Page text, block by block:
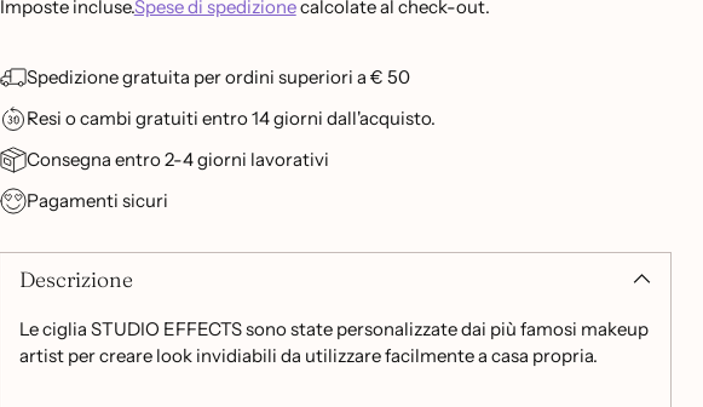
Imposte incluse.Spese di spedizionecalcolate al check-out.
Spedizione gratuita per ordini superiori a € 50
Resi o cambi gratuiti entro 14 giorni dall'acquisto.
Consegna entro 2-4 giorni lavorativi
Pagamenti sicuri
Descrizione
Le ciglia STUDIO EFFECTS sono state personalizzate dai più famosi makeup
artist per creare look invidiabili da utilizzare facilmente a casa propria.